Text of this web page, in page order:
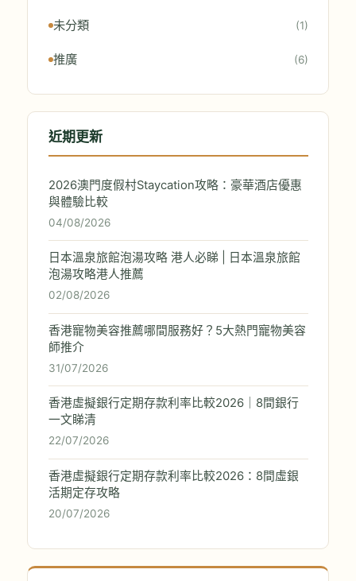
未分類 (1)
推廣 (6)
近期更新
2026澳門度假村Staycation攻略：豪華酒店優惠
與體驗比較
04/08/2026
日本溫泉旅館泡湯攻略 港人必睇 | 日本溫泉旅館
泡湯攻略港人推薦
02/08/2026
香港寵物美容推薦哪間服務好？5大熱門寵物美容
師推介
31/07/2026
香港虛擬銀行定期存款利率比較2026｜8間銀行
一文睇清
22/07/2026
香港虛擬銀行定期存款利率比較2026：8間虛銀
活期定存攻略
20/07/2026